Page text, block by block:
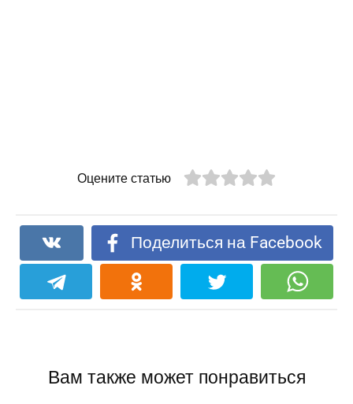
Оцените статью
Поделиться на Facebook
Вам также может понравиться